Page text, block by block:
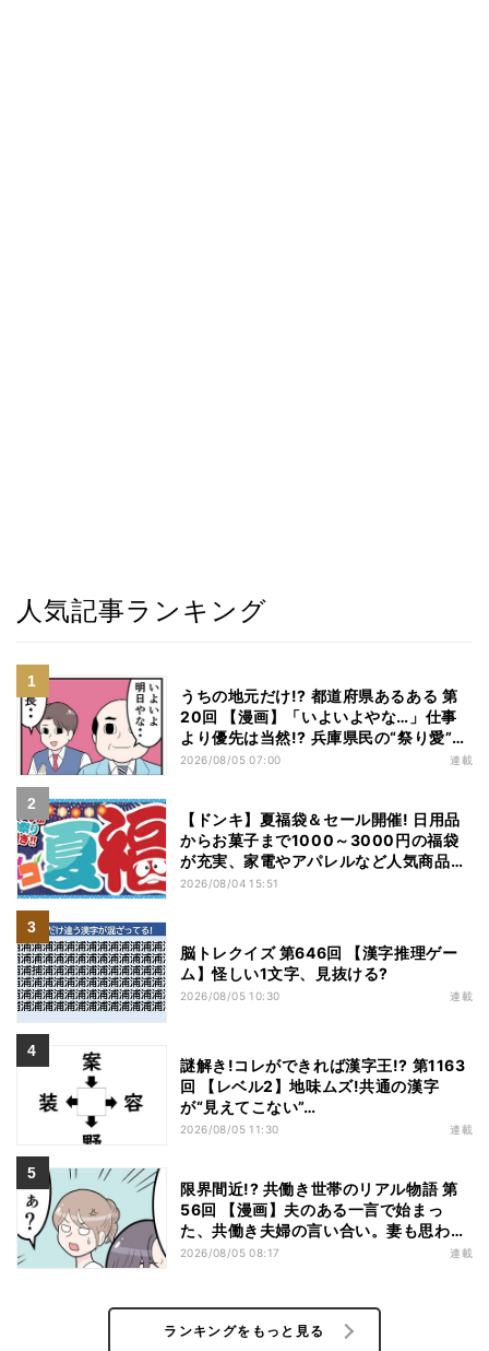
人気記事ランキング
うちの地元だけ!? 都道府県あるある 第
20回 【漫画】「いよいよやな…」仕事
より優先は当然!? 兵庫県民の“祭り愛”が
熱すぎた
2026/08/05 07:00 連載
【ドンキ】夏福袋＆セール開催! 日用品
からお菓子まで1000～3000円の福袋
が充実、家電やアパレルなど人気商品も
特価
2026/08/04 15:51
脳トレクイズ 第646回 【漢字推理ゲー
ム】怪しい1文字、見抜ける?
2026/08/05 10:30 連載
謎解き!コレができれば漢字王!? 第1163
回 【レベル2】地味ムズ!共通の漢字
が“見えてこない”…
2026/08/05 11:30 連載
限界間近!? 共働き世帯のリアル物語 第
56回 【漫画】夫のある一言で始まっ
た、共働き夫婦の言い合い。妻も思わ
ず…
2026/08/05 08:17 連載
ランキングをもっと見る